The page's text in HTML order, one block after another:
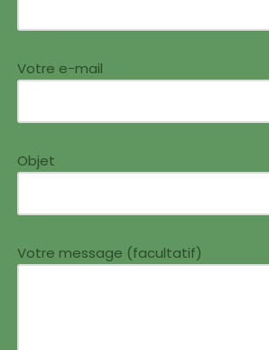
Votre e-mail
Objet
Votre message (facultatif)